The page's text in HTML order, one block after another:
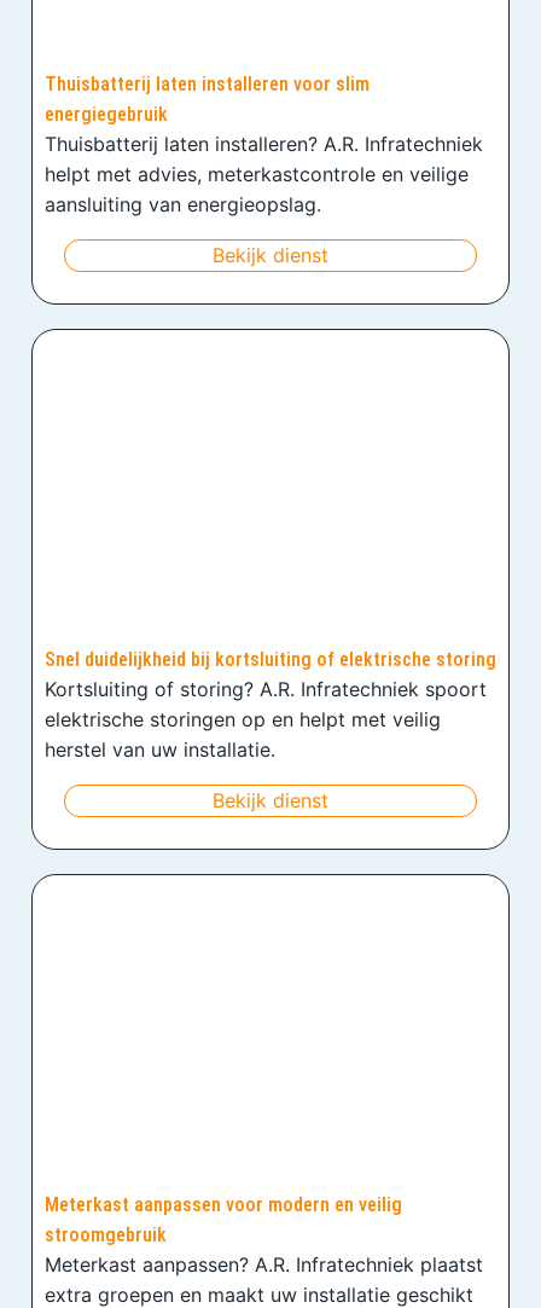
Thuisbatterij laten installeren voor slim
energiegebruik
Thuisbatterij laten installeren? A.R. Infratechniek
helpt met advies, meterkastcontrole en veilige
aansluiting van energieopslag.
Bekijk dienst
Snel duidelijkheid bij kortsluiting of elektrische storing
Kortsluiting of storing? A.R. Infratechniek spoort
elektrische storingen op en helpt met veilig
herstel van uw installatie.
Bekijk dienst
Meterkast aanpassen voor modern en veilig
stroomgebruik
Meterkast aanpassen? A.R. Infratechniek plaatst
extra groepen en maakt uw installatie geschikt